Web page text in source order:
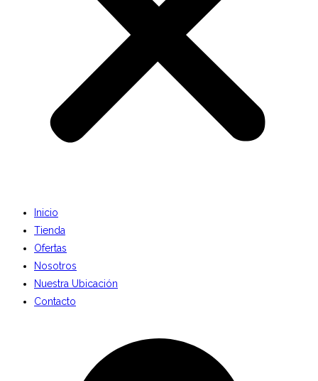
Inicio
Tienda
Ofertas
Nosotros
Nuestra Ubicación
Contacto